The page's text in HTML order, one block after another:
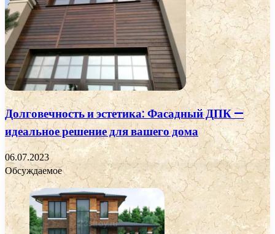
Долговечность и эстетика: Фасадный ДПК —
идеальное решение для вашего дома
06.07.2023
Обсуждаемое